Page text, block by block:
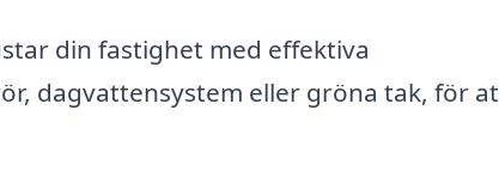
din fastighet med effektiva
dagvattensystem eller gröna tak, för